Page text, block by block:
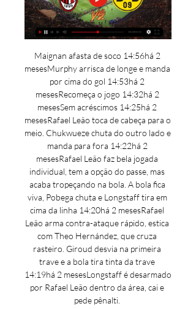
Maignan afasta de soco 14:56há 2
mesesMurphy arrisca de longe e manda
por cima do gol 14:53há 2
mesesRecomeça o jogo 14:32há 2
mesesSem acréscimos 14:25há 2
mesesRafael Leão toca de cabeça para o
meio. Chukwueze chuta do outro lado e
manda para fora 14:22há 2
mesesRafael Leão faz bela jogada
individual, tem a opção do passe, mas
acaba tropeçando na bola. A bola fica
viva, Pobega chuta e Longstaff tira em
cima da linha 14:20há 2 mesesRafael
Leão arma contra-ataque rápido, estica
com Theo Hernández, que cruza
rasteiro. Giroud desvia na primeira
trave e a bola tira tinta da trave
14:19há 2 mesesLongstaff é desarmado
por Rafael Leão dentro da área, cai e
pede pênalti.